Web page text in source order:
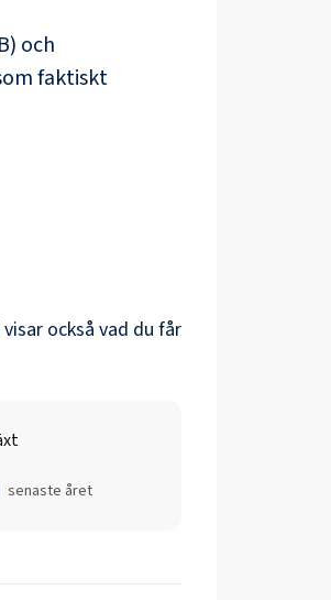
och
faktiskt
också vad du får
senaste året